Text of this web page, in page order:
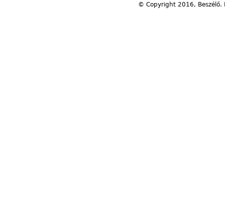
© Copyright 2016,